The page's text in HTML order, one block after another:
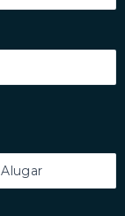
Alugar